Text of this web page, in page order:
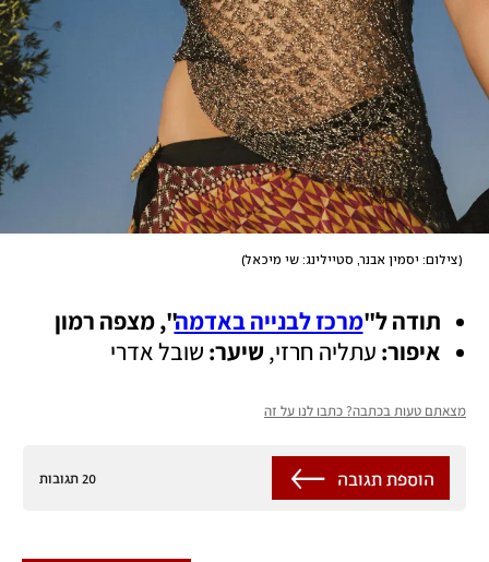
(צילום: יסמין אבנר, סטיילינג: שי מיכאל)
תודה ל"מרכז לבנייה באדמה", מצפה רמון
איפור: עתליה חרזי, שיער: שובל אדרי
מצאתם טעות בכתבה? כתבו לנו על זה
20 תגובות הוספת תגובה